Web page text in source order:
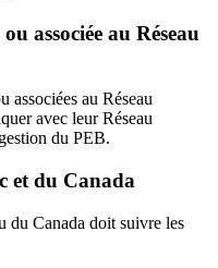
associée au Réseau
associées au Réseau
avec leur Réseau
du PEB.
et du Canada
du Canada doit suivre les